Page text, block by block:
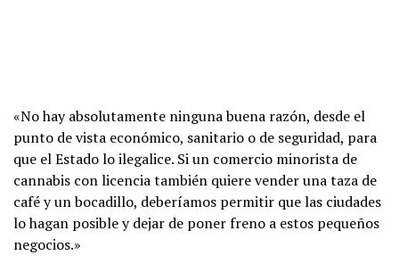
«No hay absolutamente ninguna buena razón, desde el
punto de vista económico, sanitario o de seguridad, para
que el Estado lo ilegalice. Si un comercio minorista de
cannabis con licencia también quiere vender una taza de
café y un bocadillo, deberíamos permitir que las ciudades
lo hagan posible y dejar de poner freno a estos pequeños
negocios.»